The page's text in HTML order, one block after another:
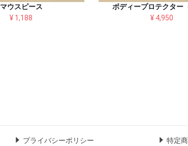
マウスピース
¥ 1,188
ボディープロテクター
¥ 4,950
プライバシーポリシー 特定